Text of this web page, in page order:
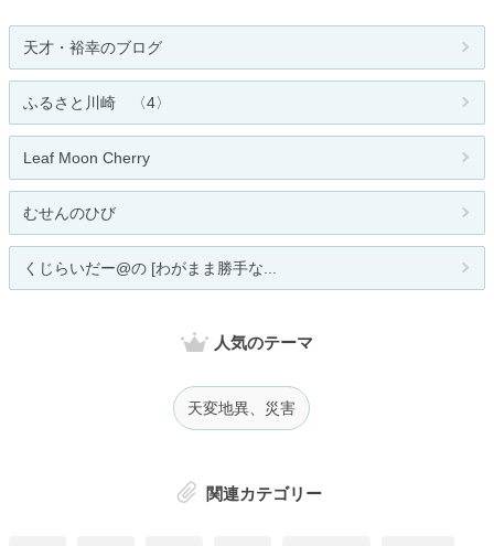
天才・裕幸のブログ
ふるさと川崎 〈4〉
Leaf Moon Cherry
むせんのひび
くじらいだー@の [わがまま勝手な...
人気のテーマ
天変地異、災害
関連カテゴリー